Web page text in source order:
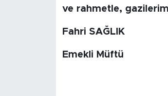
ve rahmetle,
Fahri SAĞLIK
Emekli Müftü